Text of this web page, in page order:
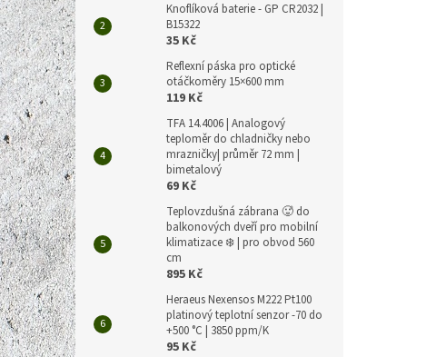
Knoflíková baterie - GP CR2032 |
B15322
35 Kč
Reflexní páska pro optické
otáčkoměry 15×600 mm
119 Kč
TFA 14.4006 | Analogový
teploměr do chladničky nebo
mrazničky| průměr 72 mm |
bimetalový
69 Kč
Teplovzdušná zábrana 🥵 do
balkonových dveří pro mobilní
klimatizace ❄️ | pro obvod 560
cm
895 Kč
Heraeus Nexensos M222 Pt100
platinový teplotní senzor -70 do
+500 °C | 3850 ppm/K
95 Kč